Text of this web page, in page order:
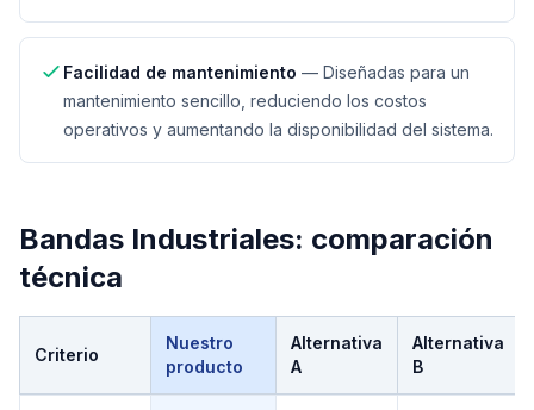
Facilidad de mantenimiento — Diseñadas para un
mantenimiento sencillo, reduciendo los costos
operativos y aumentando la disponibilidad del sistema.
Bandas Industriales: comparación
técnica
Criterio
Nuestro
producto
Alternativa
A
Alternativa
B